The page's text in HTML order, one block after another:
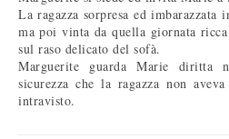
La ragazza sorpresa ed
ma poi vinta da quella giornata
sul raso delicato del sofà.
Marguerite guarda Marie diritta
sicurezza che la ragazza non
intravisto.